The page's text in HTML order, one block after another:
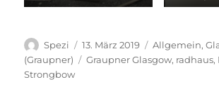
Autor
Spezi
Veröffentlicht
am
13. März 2019 Kategorien
Allgemein,
(Graupner)
Schlagwörter
Graupner Glasgow, radhaus,
Strongbow